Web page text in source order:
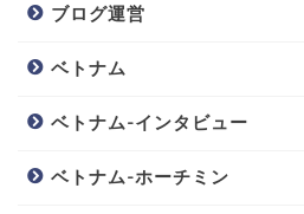
ブログ運営
ベトナム
ベトナム-インタビュー
ベトナム-ホーチミン